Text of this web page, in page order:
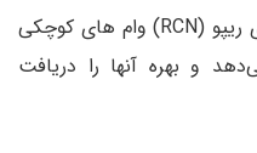
است. و در آخر اینکه شبکه اعتباری ریپو (RCN) وام های کوچکی
و بهره آنها را دریافت